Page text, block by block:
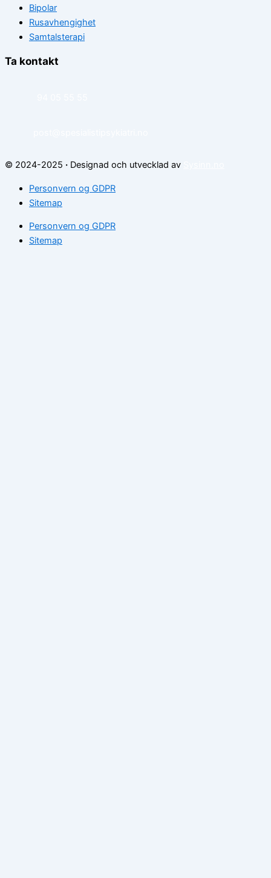
Bipolar
Rusavhengighet
Samtalsterapi
Ta kontakt
© 2024-2025 · Designad och utvecklad av
Personvern og GDPR
Sitemap
Personvern og GDPR
Sitemap